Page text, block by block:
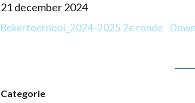
21 december 2024
Bekertoernooi_2024-2025 2e ronde
Categorie